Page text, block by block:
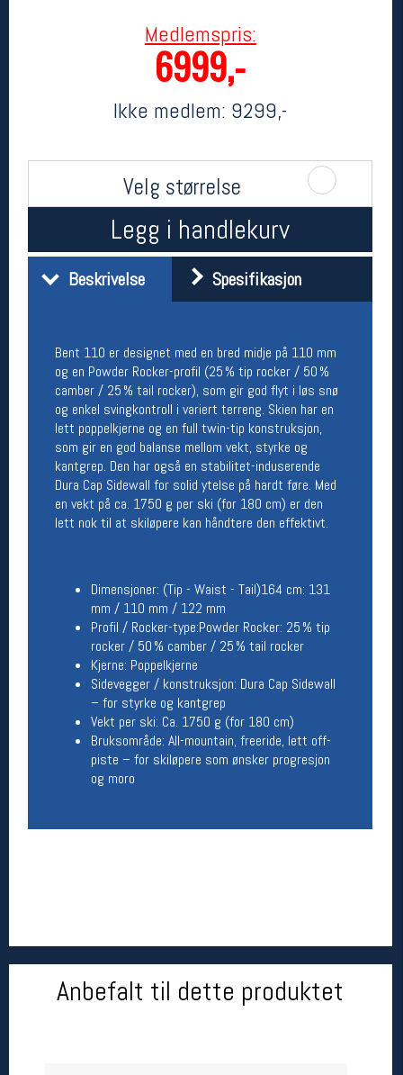
Medlemspris:
6999,-
Ikke medlem: 9299,-
Velg størrelse
Legg i handlekurv
Beskrivelse Spesifikasjon
Bent 110 er designet med en bred midje på 110 mm
og en Powder Rocker-profil (25 % tip rocker / 50 %
camber / 25 % tail rocker), som gir god flyt i løs snø
og enkel svingkontroll i variert terreng. Skien har en
lett poppelkjerne og en full twin-tip konstruksjon,
som gir en god balanse mellom vekt, styrke og
kantgrep. Den har også en stabilitet-induserende
Dura Cap Sidewall for solid ytelse på hardt føre. Med
en vekt på ca. 1750 g per ski (for 180 cm) er den
lett nok til at skiløpere kan håndtere den effektivt.
Dimensjoner: (Tip - Waist - Tail)164 cm: 131
mm / 110 mm / 122 mm
Profil / Rocker-type:Powder Rocker: 25 % tip
rocker / 50 % camber / 25 % tail rocker
Kjerne: Poppelkjerne
Sidevegger / konstruksjon: Dura Cap Sidewall
– for styrke og kantgrep
Vekt per ski: Ca. 1750 g (for 180 cm)
Bruksområde: All-mountain, freeride, lett off-
piste – for skiløpere som ønsker progresjon
og moro
Anbefalt til dette produktet
Her finner du oss
Oslo Sportslager
Torggata 20
Telefon: 23 32 62 00
(telefontid man-fredag klokken 10-13)
Om oss
Kontakt oss
Åpningstider butikk
Team Oslo Sportslager
Magasinet
Medlemstilbud og aktiviteter
MELD DEG INN GRATIS
Åpningstider verkstedet
Om verkstedet
For å bestille time må du logge inn i
nettbutikken og trykke på den nederste blå
Betingelser
Salgsbetingelser
Personsvernerklæring
Informasjonskapsler
Bærekraft
Følg oss på